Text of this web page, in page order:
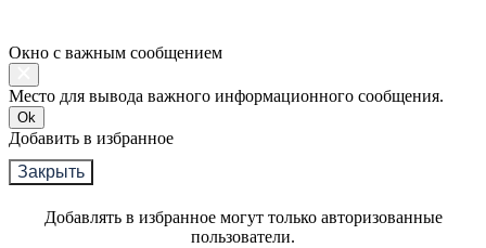
Окно с важным сообщением
Место для вывода важного информационного сообщения.
Ok
Добавить в избранное
Закрыть
Добавлять в избранное могут только авторизованные
пользователи.